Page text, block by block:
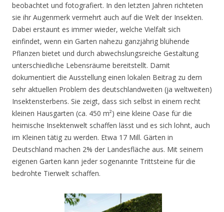
beobachtet und fotografiert. In den letzten Jahren richteten
sie ihr Augenmerk vermehrt auch auf die Welt der Insekten.
Dabei erstaunt es immer wieder, welche Vielfalt sich
einfindet, wenn ein Garten nahezu ganzjährig blühende
Pflanzen bietet und durch abwechslungsreiche Gestaltung
unterschiedliche Lebensräume bereitstellt. Damit
dokumentiert die Ausstellung einen lokalen Beitrag zu dem
sehr aktuellen Problem des deutschlandweiten (ja weltweiten)
Insektensterbens. Sie zeigt, dass sich selbst in einem recht
kleinen Hausgarten (ca. 450 m²) eine kleine Oase für die
heimische Insektenwelt schaffen lässt und es sich lohnt, auch
im Kleinen tätig zu werden. Etwa 17 Mill. Gärten in
Deutschland machen 2% der Landesfläche aus. Mit seinem
eigenen Garten kann jeder sogenannte Trittsteine für die
bedrohte Tierwelt schaffen.